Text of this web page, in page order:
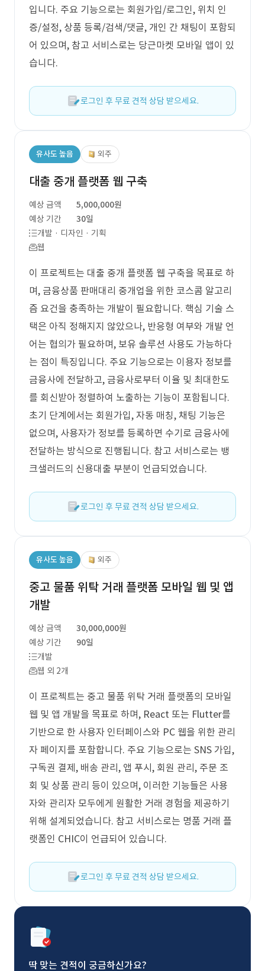
입니다. 주요 기능으로는 회원가입/로그인, 위치 인
증/설정, 상품 등록/검색/댓글, 개인 간 채팅이 포함되
어 있으며, 참고 서비스로는 당근마켓 모바일 앱이 있
습니다.
로그인 후 무료 견적 상담 받으세요.
유사도 높음 외주
대출 중개 플랫폼 웹 구축
예상 금액
5,000,000원
예상 기간
30일
개발 · 디자인 · 기획
웹
이 프로젝트는 대출 중개 플랫폼 웹 구축을 목표로 하
며, 금융상품 판매대리 중개업을 위한 코스콤 알고리
즘 요건을 충족하는 개발이 필요합니다. 핵심 기술 스
택은 아직 정해지지 않았으나, 반응형 여부와 개발 언
어는 협의가 필요하며, 보유 솔루션 사용도 가능하다
는 점이 특징입니다. 주요 기능으로는 이용자 정보를
금융사에 전달하고, 금융사로부터 이율 및 최대한도
를 회신받아 정렬하여 노출하는 기능이 포함됩니다.
초기 단계에서는 회원가입, 자동 매칭, 채팅 기능은
없으며, 사용자가 정보를 등록하면 수기로 금융사에
전달하는 방식으로 진행됩니다. 참고 서비스로는 뱅
크샐러드의 신용대출 부분이 언급되었습니다.
로그인 후 무료 견적 상담 받으세요.
유사도 높음 외주
중고 물품 위탁 거래 플랫폼 모바일 웹 및 앱
개발
예상 금액
30,000,000원
예상 기간
90일
개발
웹 외 2개
이 프로젝트는 중고 물품 위탁 거래 플랫폼의 모바일
웹 및 앱 개발을 목표로 하며, React 또는 Flutter를
기반으로 한 사용자 인터페이스와 PC 웹을 위한 관리
자 페이지를 포함합니다. 주요 기능으로는 SNS 가입,
구독권 결제, 배송 관리, 앱 푸시, 회원 관리, 주문 조
회 및 상품 관리 등이 있으며, 이러한 기능들은 사용
자와 관리자 모두에게 원활한 거래 경험을 제공하기
위해 설계되었습니다. 참고 서비스로는 명품 거래 플
랫폼인 CHIC이 언급되어 있습니다.
로그인 후 무료 견적 상담 받으세요.
딱 맞는 견적이 궁금하신가요?